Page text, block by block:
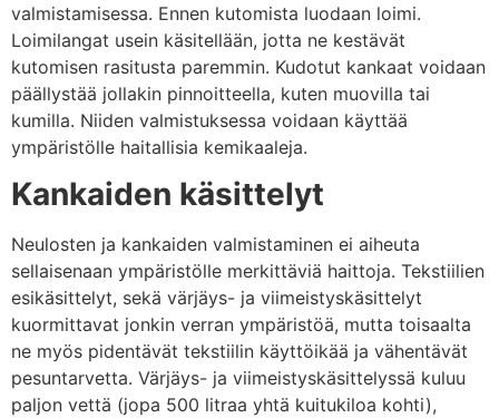
valmistamisessa. Ennen kutomista luodaan loimi.
Loimilangat usein käsitellään, jotta ne kestävät
kutomisen rasitusta paremmin. Kudotut kankaat voidaan
päällystää jollakin pinnoitteella, kuten muovilla tai
kumilla. Niiden valmistuksessa voidaan käyttää
ympäristölle haitallisia kemikaaleja.
Kankaiden käsittelyt
Neulosten ja kankaiden valmistaminen ei aiheuta
sellaisenaan ympäristölle merkittäviä haittoja. Tekstiilien
esikäsittelyt, sekä värjäys- ja viimeistyskäsittelyt
kuormittavat jonkin verran ympäristöä, mutta toisaalta
ne myös pidentävät tekstiilin käyttöikää ja vähentävät
pesuntarvetta. Värjäys- ja viimeistyskäsittelyssä kuluu
paljon vettä (jopa 500 litraa yhtä kuitukiloa kohti),